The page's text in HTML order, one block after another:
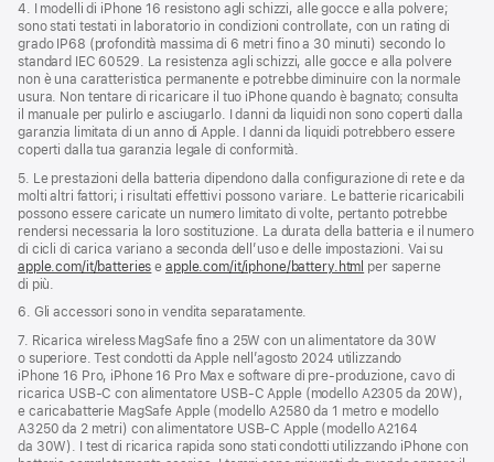
4. I modelli di iPhone 16 resistono agli schizzi, alle gocce e alla polvere;
sono stati testati in laboratorio in condizioni controllate, con un rating di
grado IP68 (profondità massima di 6 metri fino a 30 minuti) secondo lo
standard IEC 60529. La resistenza agli schizzi, alle gocce e alla polvere
non è una caratteristica permanente e potrebbe diminuire con la normale
usura. Non tentare di ricaricare il tuo iPhone quando è bagnato; consulta
il manuale per pulirlo e asciugarlo. I danni da liquidi non sono coperti dalla
garanzia limitata di un anno di Apple. I danni da liquidi potrebbero essere
coperti dalla tua garanzia legale di conformità.
5. Le prestazioni della batteria dipendono dalla configurazione di rete e da
molti altri fattori; i risultati effettivi possono variare. Le batterie ricaricabili
possono essere caricate un numero limitato di volte, pertanto potrebbe
rendersi necessaria la loro sostituzione. La durata della batteria e il numero
di cicli di carica variano a seconda dell’uso e delle impostazioni. Vai su
apple.com/it/batteries eapple.com/it/iphone/battery.html per saperne
di più.
6. Gli accessori sono in vendita separatamente.
7. Ricarica wireless MagSafe fino a 25W con un alimentatore da 30W
o superiore. Test condotti da Apple nell’agosto 2024 utilizzando
iPhone 16 Pro, iPhone 16 Pro Max e software di pre‑produzione, cavo di
ricarica USB‑C con alimentatore USB‑C Apple (modello A2305 da 20W),
e caricabatterie MagSafe Apple (modello A2580 da 1 metro e modello
A3250 da 2 metri) con alimentatore USB‑C Apple (modello A2164
da 30W). I test di ricarica rapida sono stati condotti utilizzando iPhone con